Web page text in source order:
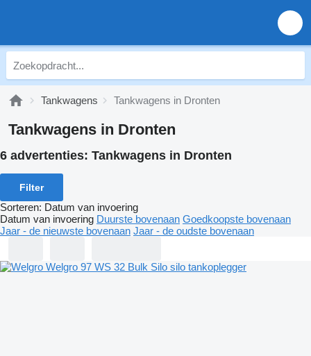
Tankwagens Tankwagens in Dronten
Tankwagens in Dronten
6 advertenties: Tankwagens in Dronten
Filter
Sorteren: Datum van invoering
Datum van invoering Duurste bovenaan Goedkoopste bovenaan
Jaar - de nieuwste bovenaan Jaar - de oudste bovenaan